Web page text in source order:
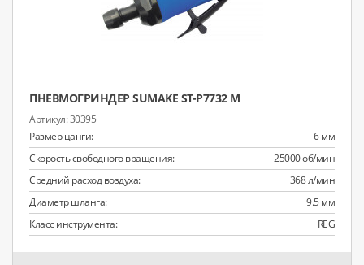
ПНЕВМОГРИНДЕР SUMAKE ST-P7732 M
30395
Размер цанги:
6 мм
Скорость свободного вращения:
25000 об/мин
Средний расход воздуха:
368 л/мин
Диаметр шланга:
9.5 мм
Класс инструмента:
REG